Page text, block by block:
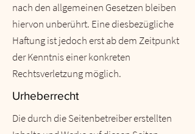
nach den allgemeinen Gesetzen bleiben
hiervon unberührt. Eine diesbezügliche
Haftung ist jedoch erst ab dem Zeitpunkt
der Kenntnis einer konkreten
Rechtsverletzung möglich.
Urheberrecht
Die durch die Seitenbetreiber erstellten